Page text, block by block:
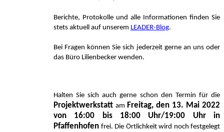
Berichte, Protokolle und alle Informationen finden Sie
stets aktuell auf unserem LEADER-Blog.
Bei Fragen können Sie sich jederzeit gerne an uns oder
das Büro Lilienbecker wenden.
Halten Sie sich auch gerne schon den Termin für die
Projektwerkstatt am Freitag, den 13. Mai 2022
von 16:00 bis 18:00 Uhr/19:00 Uhr in
Pfaffenhofen frei. Die Örtlichkeit wird noch festgelegt